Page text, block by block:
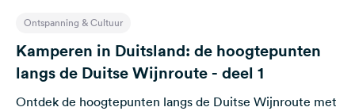
Ontspanning & Cultuur
Kamperen in Duitsland: de hoogtepunten
langs de Duitse Wijnroute - deel 1
Ontdek de hoogtepunten langs de Duitse Wijnroute met